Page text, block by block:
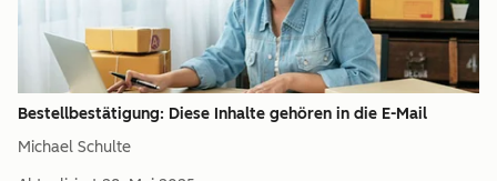
Bestellbestätigung: Diese Inhalte gehören in die E-Mail
Michael Schulte